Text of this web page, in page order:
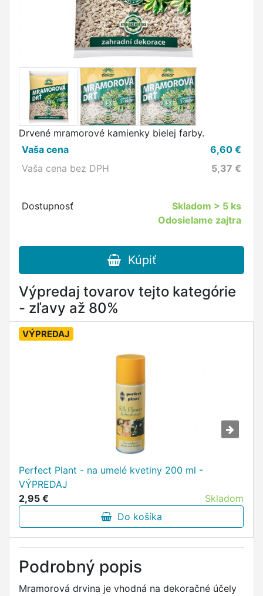
Drvené mramorové kamienky bielej farby.
Vaša cena
6,60 €
Vaša cena bez DPH
5,37 €
Dostupnosť Skladom > 5 ks
Odosielame zajtra
Kúpiť
Výpredaj tovarov tejto kategórie
- zľavy až 80%
VÝPREDAJ
Perfect Plant - na umelé kvetiny 200 ml -
VÝPREDAJ
2,95 €
Skladom
Do košíka
Podrobný popis
Mramorová drvina je vhodná na dekoračné účely